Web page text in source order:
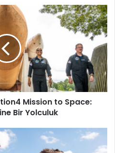
Mission to Space:
Bir Yolculuk